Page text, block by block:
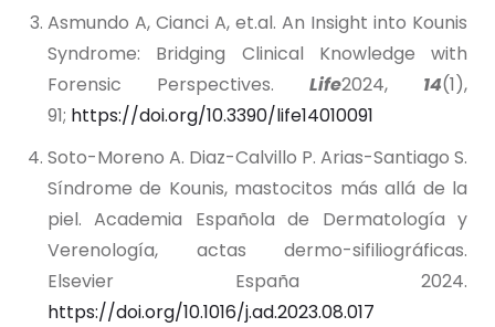
Asmundo A, Cianci A, et.al. An Insight into Kounis
Syndrome: Bridging Clinical Knowledge with
Forensic Perspectives. Life2024, 14(1),
91; https://doi.org/10.3390/life14010091
Soto-Moreno A. Diaz-Calvillo P. Arias-Santiago S.
Síndrome de Kounis, mastocitos más allá de la
piel. Academia Española de Dermatología y
Verenología, actas dermo-sifiliográficas.
Elsevier España 2024.
https://doi.org/10.1016/j.ad.2023.08.017